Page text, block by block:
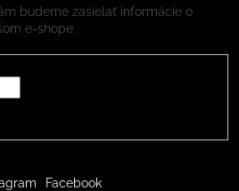
budeme zasielať informácie o
e-shope.
Facebook